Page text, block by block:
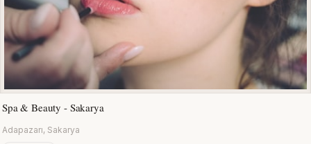
Spa & Beauty - Sakarya
Adapazarı, Sakarya